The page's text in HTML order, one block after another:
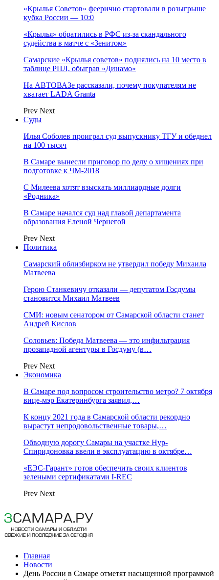
«Крылья Советов» феерично стартовали в розыгрыше
кубка России — 10:0
«Крылья» обратились в РФС из-за скандального
судейства в матче с «Зенитом»
Самарские «Крылья советов» поднялись на 10 место в
таблице РПЛ, обыграв «Динамо»
На АВТОВАЗе рассказали, почему покупателям не
хватает LADA Granta
Prev Next
Суды
Илья Соболев проиграл суд выпускнику ТГУ и обеднел
на 100 тысяч
В Самаре вынесли приговор по делу о хищениях при
подготовке к ЧМ-2018
С Милеева хотят взыскать миллиардные долги
«Родника»
В Самаре начался суд над главой департамента
образования Еленой Чернегой
Prev Next
Политика
Самарский облизбирком не утвердил победу Михаила
Матвеева
Герою Станкевичу отказали — депутатом Госдумы
становится Михаил Матвеев
СМИ: новым сенатором от Самарской области станет
Андрей Кислов
Соловьев: Победа Матвеева — это инфильтрация
прозападной агентуры в Госдуму (в…
Prev Next
Экономика
В Самаре под вопросом строительство метро? 7 октября
вице-мэр Екатеринбурга заявил,…
К концу 2021 года в Самарской области рекордно
вырастут непродовольственные товары,…
Обводную дорогу Самары на участке Нур-
Спиридоновка ввели в эксплуатацию в октябре…
«ЕЭС-Гарант» готов обеспечить своих клиентов
зелеными сертификатами I-REC
Prev Next
Главная
Новости
День России в Самаре отметят насыщенной программой